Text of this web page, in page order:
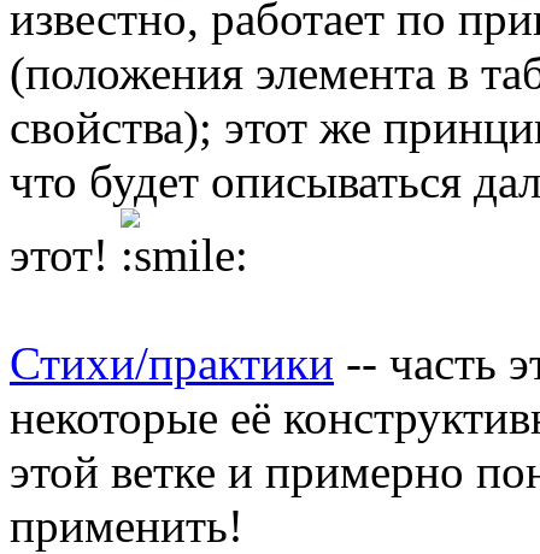
известно, работает по
(положения элемента в
свойства); этот же
что будет описываться
этот!
Стихи/практики -- часть
некоторые её
этой ветке и примерно
применить!